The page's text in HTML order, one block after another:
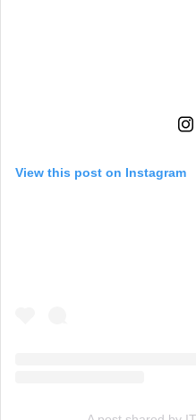
View this post on Instagram